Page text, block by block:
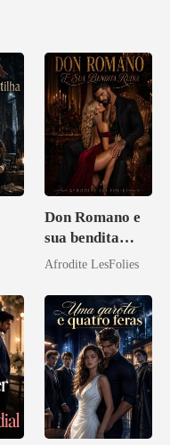
Don Romano e
sua bendita
ruína
Afrodite LesFolies